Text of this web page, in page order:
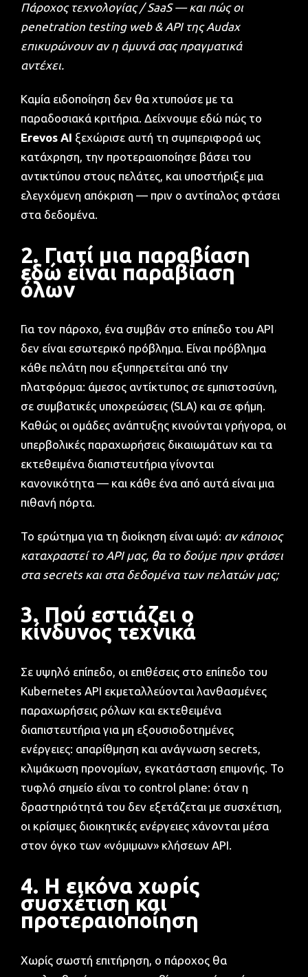
Πάροχος τεχνολογίας / SaaS — και πώς οι
penetration testing web & APIτης Audax
επικυρώνουν αν η άμυνά σας πραγματικά
αντέχει.
Καμία ειδοποίηση δεν θα χτυπούσε με τα
παραδοσιακά κριτήρια. Δείχνουμε εδώ πώς το
Erevos AI ξεχώρισε αυτή τη συμπεριφορά ως
κατάχρηση, την προτεραιοποίησε βάσει του
αντικτύπου στους πελάτες, και υποστήριξε μια
ελεγχόμενη απόκριση — πριν ο αντίπαλος φτάσει
στα δεδομένα.
2. Γιατί μια παραβίαση
εδώ είναι παραβίαση
όλων
Για τον πάροχο, ένα συμβάν στο επίπεδο του API
δεν είναι εσωτερικό πρόβλημα. Είναι πρόβλημα
κάθε πελάτη που εξυπηρετείται από την
πλατφόρμα: άμεσος αντίκτυπος σε εμπιστοσύνη,
σε συμβατικές υποχρεώσεις (SLA) και σε φήμη.
Καθώς οι ομάδες ανάπτυξης κινούνται γρήγορα, οι
υπερβολικές παραχωρήσεις δικαιωμάτων και τα
εκτεθειμένα διαπιστευτήρια γίνονται
κανονικότητα — και κάθε ένα από αυτά είναι μια
πιθανή πόρτα.
Το ερώτημα για τη διοίκηση είναι ωμό: αν κάποιος
καταχραστεί το API μας, θα το δούμε πριν φτάσει
στα secrets και στα δεδομένα των πελατών μας;
3. Πού εστιάζει ο
κίνδυνος τεχνικά
Σε υψηλό επίπεδο, οι επιθέσεις στο επίπεδο του
Kubernetes API εκμεταλλεύονται λανθασμένες
παραχωρήσεις ρόλων και εκτεθειμένα
διαπιστευτήρια για μη εξουσιοδοτημένες
ενέργειες: απαρίθμηση και ανάγνωση secrets,
κλιμάκωση προνομίων, εγκατάσταση επιμονής. Το
τυφλό σημείο είναι το control plane: όταν η
δραστηριότητά του δεν εξετάζεται με συσχέτιση,
οι κρίσιμες διοικητικές ενέργειες χάνονται μέσα
στον όγκο των «νόμιμων» κλήσεων API.
4. Η εικόνα χωρίς
συσχέτιση και
προτεραιοποίηση
Χωρίς σωστή επιτήρηση, ο πάροχος θα